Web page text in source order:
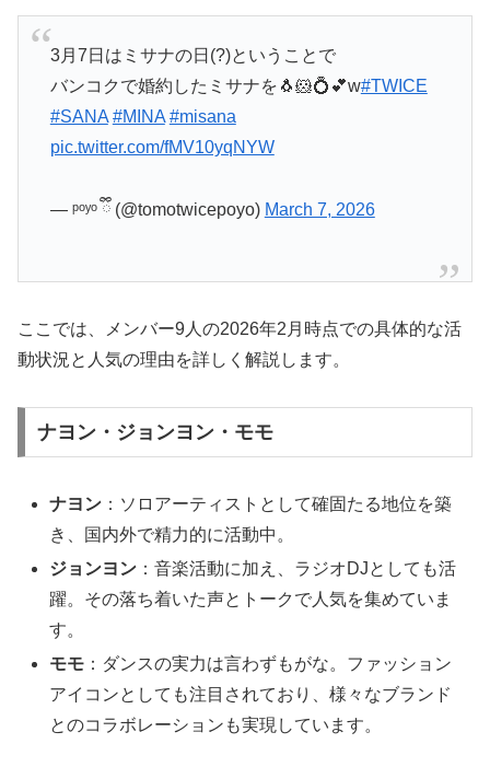
3月7日はミサナの日(?)ということで
バンコクで婚約したミサナを🐧🐹💍💕w#TWICE
#SANA #MINA #misana
pic.twitter.com/fMV10yqNYW
— ᵖᵒʸᵒ ྀི (@tomotwicepoyo) March 7, 2026
ここでは、メンバー9人の2026年2月時点での具体的な活
動状況と人気の理由を詳しく解説します。
ナヨン・ジョンヨン・モモ
ナヨン ：ソロアーティストとして確固たる地位を築
き、国内外で精力的に活動中。
ジョンヨン ：音楽活動に加え、ラジオDJとしても活
躍。その落ち着いた声とトークで人気を集めていま
す。
モモ ：ダンスの実力は言わずもがな。ファッション
アイコンとしても注目されており、様々なブランド
とのコラボレーションも実現しています。